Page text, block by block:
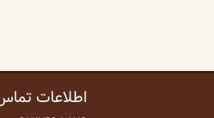
اطلاعات